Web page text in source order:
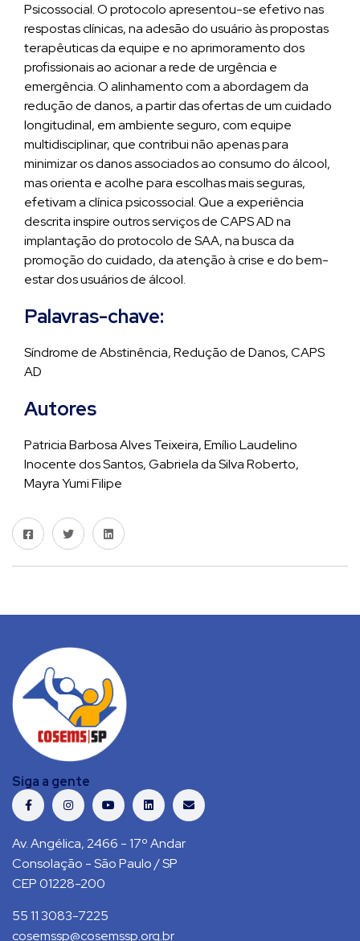
Psicossocial. O protocolo apresentou-se efetivo nas
respostas clínicas, na adesão do usuário às propostas
terapêuticas da equipe e no aprimoramento dos
profissionais ao acionar a rede de urgência e
emergência. O alinhamento com a abordagem da
redução de danos, a partir das ofertas de um cuidado
longitudinal, em ambiente seguro, com equipe
multidisciplinar, que contribui não apenas para
minimizar os danos associados ao consumo do álcool,
mas orienta e acolhe para escolhas mais seguras,
efetivam a clínica psicossocial. Que a experiência
descrita inspire outros serviços de CAPS AD na
implantação do protocolo de SAA, na busca da
promoção do cuidado, da atenção à crise e do bem-
estar dos usuários de álcool.
Palavras-chave:
Síndrome de Abstinência, Redução de Danos, CAPS
AD
Autores
Patricia Barbosa Alves Teixeira, Emílio Laudelino
Inocente dos Santos, Gabriela da Silva Roberto,
Mayra Yumi Filipe
Siga a gente
Av. Angélica, 2466 - 17º Andar
Consolação - São Paulo / SP
CEP 01228-200
55 11 3083-7225
cosemssp@cosemssp.org.br